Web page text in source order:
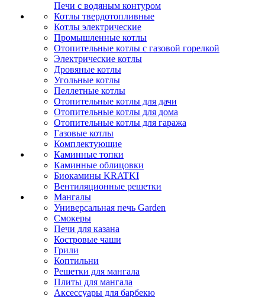
Печи с водяным контуром
Котлы твердотопливные
Котлы электрические
Промышленные котлы
Отопительные котлы с газовой горелкой
Электрические котлы
Дровяные котлы
Угольные котлы
Пеллетные котлы
Отопительные котлы для дачи
Отопительные котлы для дома
Отопительные котлы для гаража
Газовые котлы
Комплектующие
Каминные топки
Каминные облицовки
Биокамины KRATKI
Вентиляционные решетки
Мангалы
Универсальная печь Garden
Смокеры
Печи для казана
Костровые чаши
Грили
Коптильни
Решетки для мангала
Плиты для мангала
Аксессуары для барбекю